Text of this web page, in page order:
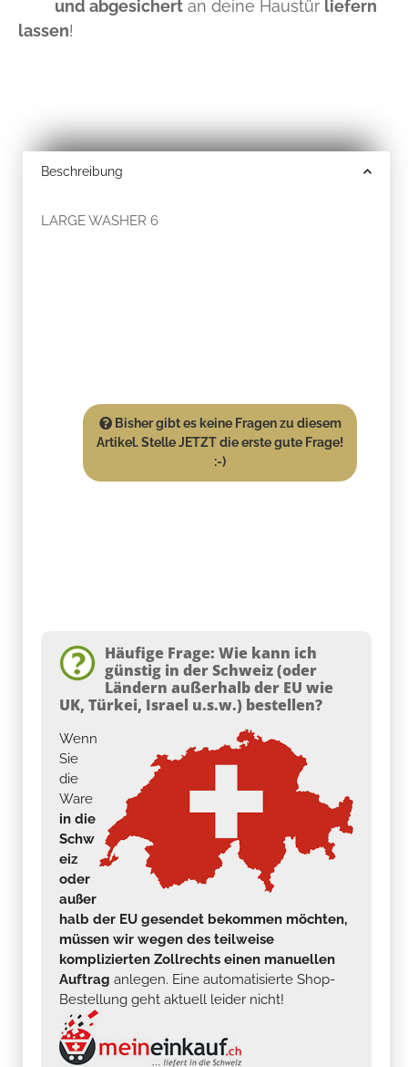
und abgesichert an deine Haustür liefern
lassen!
Beschreibung
LARGE WASHER 6
Bisher gibt es keine Fragen zu diesem
Artikel. Stelle JETZT die erste gute Frage!
:-)
Häufige Frage: Wie kann ich
günstig in der Schweiz (oder
Ländern außerhalb der EU wie
UK, Türkei, Israel u.s.w.) bestellen?
Wenn
Sie
die
Ware
in die
Schw
eiz
oder
außer
halb der EU gesendet bekommen möchten,
müssen wir wegen des teilweise
komplizierten Zollrechts einen manuellen
Auftrag anlegen. Eine automatisierte Shop-
Bestellung geht aktuell leider nicht!